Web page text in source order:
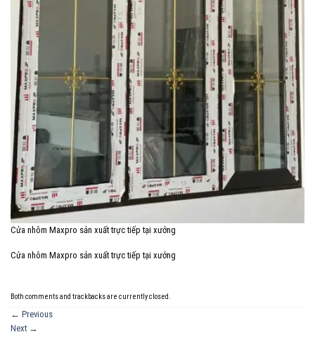
Cửa nhôm Maxpro sản xuất trực tiếp tại xưởng
Cửa nhôm Maxpro sản xuất trực tiếp tại xưởng
Both comments and trackbacks are currently closed.
← Previous
Next →